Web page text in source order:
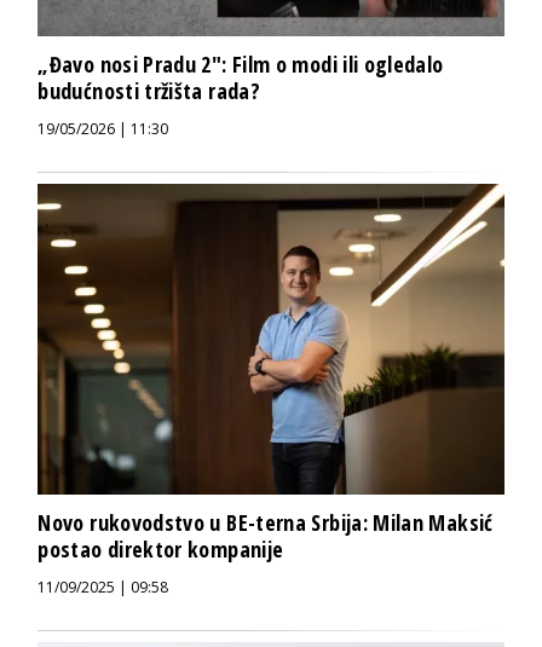
„Đavo nosi Pradu 2″: Film o modi ili ogledalo
budućnosti tržišta rada?
19/05/2026 | 11:30
Novo rukovodstvo u BE-terna Srbija: Milan Maksić
postao direktor kompanije
11/09/2025 | 09:58